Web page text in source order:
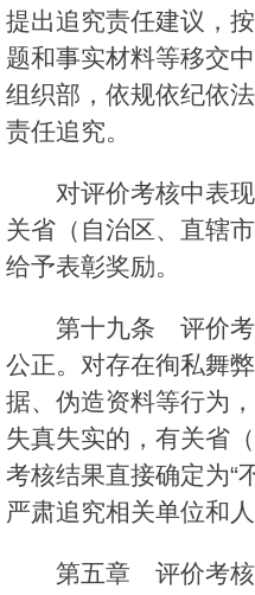
提出追究责任建议，
题和事实材料等移交
组织部，依规依纪依
责任追究。
对评价考核中表
关省（自治区、直辖
给予表彰奖励。
第十九条 评价考
公正。对存在徇私舞
据、伪造资料等行为
失真失实的，有关省
考核结果直接确定为“
严肃追究相关单位和人
第五章 评价考